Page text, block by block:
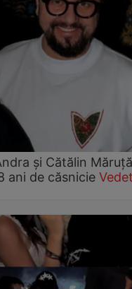
și Cătălin
ani de căsnicie